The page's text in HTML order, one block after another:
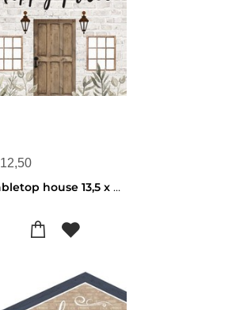
12,50
Tabletop house 13,5 x 15 cm - This is our happy place - 656200928301